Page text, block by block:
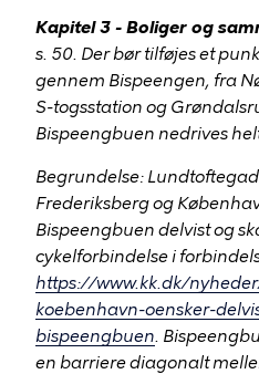
Kapitel 3 - Boliger og
s. 50. Der bør tilføjes et
gennem Bispeengen, fra
S-togsstation og
Bispeengbuen nedrives
Begrundelse:
Frederiksberg og
Bispeengbuen delvist og
cykelforbindelse i
https://www.kk.dk/
koebenhavn-oensker-
bispeengbuen.
en barriere diagonalt